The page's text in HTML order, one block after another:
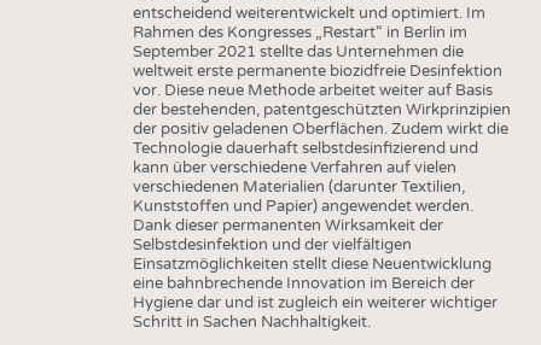
entscheidend weiterentwickelt und optimiert. Im
Rahmen des Kongresses „Restart“ in Berlin im
September 2021 stellte das Unternehmen die
weltweit erste permanente biozidfreie Desinfektion
vor. Diese neue Methode arbeitet weiter auf Basis
der bestehenden, patentgeschützten Wirkprinzipien
der positiv geladenen Oberflächen. Zudem wirkt die
Technologie dauerhaft selbstdesinfizierend und
kann über verschiedene Verfahren auf vielen
verschiedenen Materialien (darunter Textilien,
Kunststoffen und Papier) angewendet werden.
Dank dieser permanenten Wirksamkeit der
Selbstdesinfektion und der vielfältigen
Einsatzmöglichkeiten stellt diese Neuentwicklung
eine bahnbrechende Innovation im Bereich der
Hygiene dar und ist zugleich ein weiterer wichtiger
Schritt in Sachen Nachhaltigkeit.